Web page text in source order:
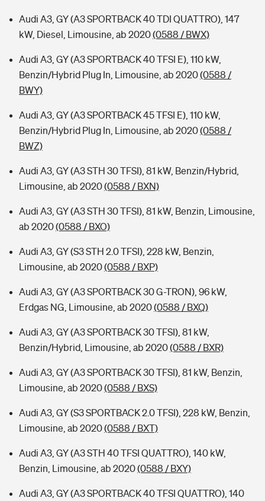
Audi A3, GY (A3 SPORTBACK 40 TDI QUATTRO), 147
kW, Diesel, Limousine, ab 2020(0588 / BWX)
Audi A3, GY (A3 SPORTBACK 40 TFSI E), 110 kW,
Benzin/Hybrid Plug In, Limousine, ab 2020(0588 /
BWY)
Audi A3, GY (A3 SPORTBACK 45 TFSI E), 110 kW,
Benzin/Hybrid Plug In, Limousine, ab 2020(0588 /
BWZ)
Audi A3, GY (A3 STH 30 TFSI), 81 kW, Benzin/Hybrid,
Limousine, ab 2020(0588 / BXN)
Audi A3, GY (A3 STH 30 TFSI), 81 kW, Benzin, Limousine,
ab 2020(0588 / BXO)
Audi A3, GY (S3 STH 2.0 TFSI), 228 kW, Benzin,
Limousine, ab 2020(0588 / BXP)
Audi A3, GY (A3 SPORTBACK 30 G-TRON), 96 kW,
Erdgas NG, Limousine, ab 2020(0588 / BXQ)
Audi A3, GY (A3 SPORTBACK 30 TFSI), 81 kW,
Benzin/Hybrid, Limousine, ab 2020(0588 / BXR)
Audi A3, GY (A3 SPORTBACK 30 TFSI), 81 kW, Benzin,
Limousine, ab 2020(0588 / BXS)
Audi A3, GY (S3 SPORTBACK 2.0 TFSI), 228 kW, Benzin,
Limousine, ab 2020(0588 / BXT)
Audi A3, GY (A3 STH 40 TFSI QUATTRO), 140 kW,
Benzin, Limousine, ab 2020(0588 / BXY)
Audi A3, GY (A3 SPORTBACK 40 TFSI QUATTRO), 140